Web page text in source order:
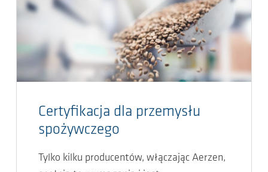
Certyfikacja dla przemysłu
spożywczego
Tylko kilku producentów, włączając Aerzen,